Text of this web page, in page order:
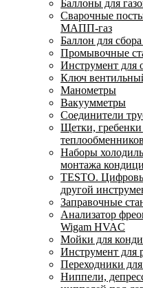
Баллоны для
Сварочные
МАПП-газ
Баллон для
Промывочные
Инструмент для
Ключ
Манометры
Вакуумметры
Соединители
Щетки, гребенки
теплообменников
Наборы
монтажа
TESTO.
другой
Заправочные
Анализатор
Wigam HVAC
Мойки для
Инструмент для
Переходники
Ниппели,